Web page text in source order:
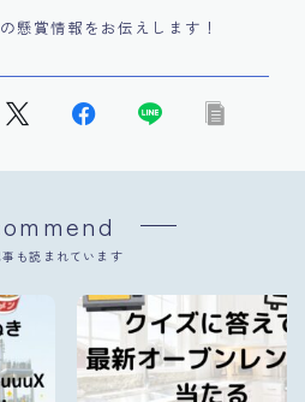
懸賞情報をお伝えします！
も読まれています